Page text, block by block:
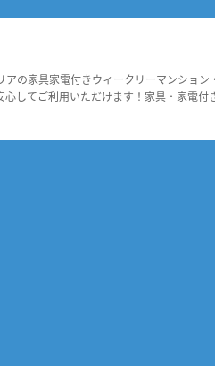
アの家具家電付きウィークリーマンショ
心してご利用いただけます！家具・家電付